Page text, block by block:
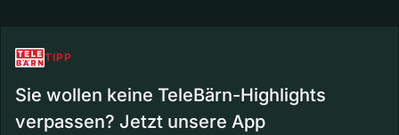
TIPP
Sie wollen keine TeleBärn-Highlights
verpassen? Jetzt unsere App